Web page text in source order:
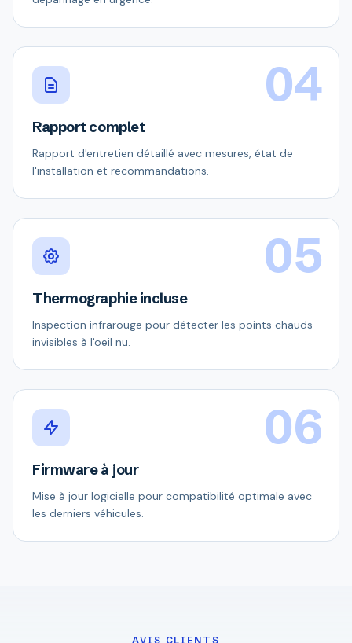
04
Rapport complet
Rapport d'entretien détaillé avec mesures, état de
l'installation et recommandations.
05
Thermographie incluse
Inspection infrarouge pour détecter les points chauds
invisibles à l'oeil nu.
06
Firmware à jour
Mise à jour logicielle pour compatibilité optimale avec
les derniers véhicules.
AVIS CLIENTS